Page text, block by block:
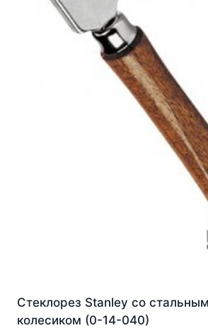
Стеклорез Stanley со
колесиком (0-14-040)